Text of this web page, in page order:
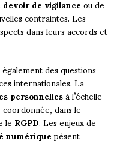
contraintes. Les
dans leurs accords et
des questions
internationales. La
personnellesà l’échelle
dans le
leRGPD. Les enjeux de
numériquepèsent